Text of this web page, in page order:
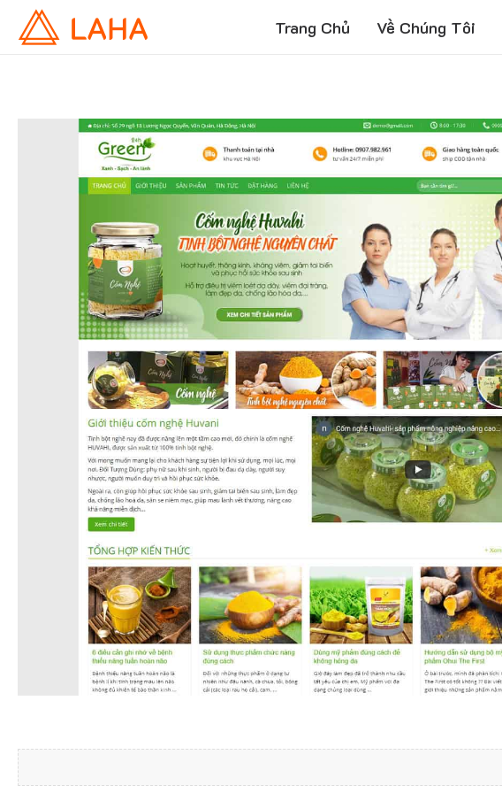
Trang Chủ Về Chúng Tôi